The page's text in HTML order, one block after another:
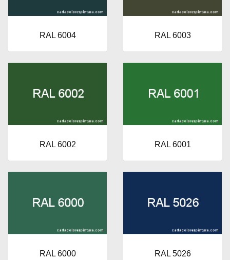
RAL 6004 RAL 6003
RAL 6002 RAL 6001
RAL 6000 RAL 5026